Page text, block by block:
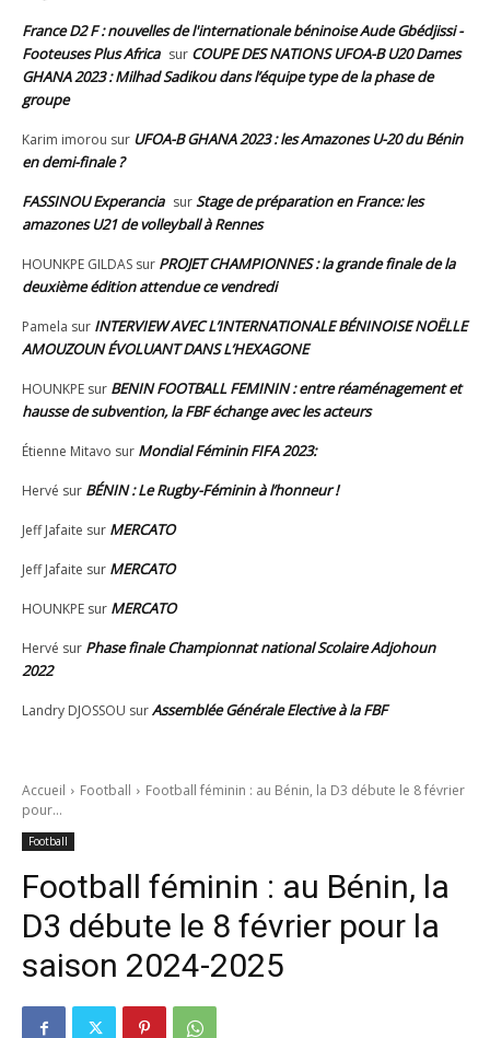
France D2 F : nouvelles de l'internationale béninoise Aude Gbédjissi -
Footeuses Plus Africa sur COUPE DES NATIONS UFOA-B U20 Dames
GHANA 2023 : Milhad Sadikou dans l’équipe type de la phase de
groupe
Karim imorou sur UFOA-B GHANA 2023 : les Amazones U-20 du Bénin
en demi-finale ?
FASSINOU Experancia surStage de préparation en France: les
amazones U21 de volleyball à Rennes
HOUNKPE GILDAS sur PROJET CHAMPIONNES : la grande finale de la
deuxième édition attendue ce vendredi
Pamela sur INTERVIEW AVEC L’INTERNATIONALE BÉNINOISE NOËLLE
AMOUZOUN ÉVOLUANT DANS L’HEXAGONE
HOUNKPE sur BENIN FOOTBALL FEMININ : entre réaménagement et
hausse de subvention, la FBF échange avec les acteurs
Étienne Mitavo sur Mondial Féminin FIFA 2023:
Hervé sur BÉNIN : Le Rugby-Féminin à l’honneur !
Jeff Jafaite sur MERCATO
Jeff Jafaite sur MERCATO
HOUNKPE sur MERCATO
Hervé sur Phase finale Championnat national Scolaire Adjohoun
2022
Landry DJOSSOU surAssemblée Générale Elective à la FBF